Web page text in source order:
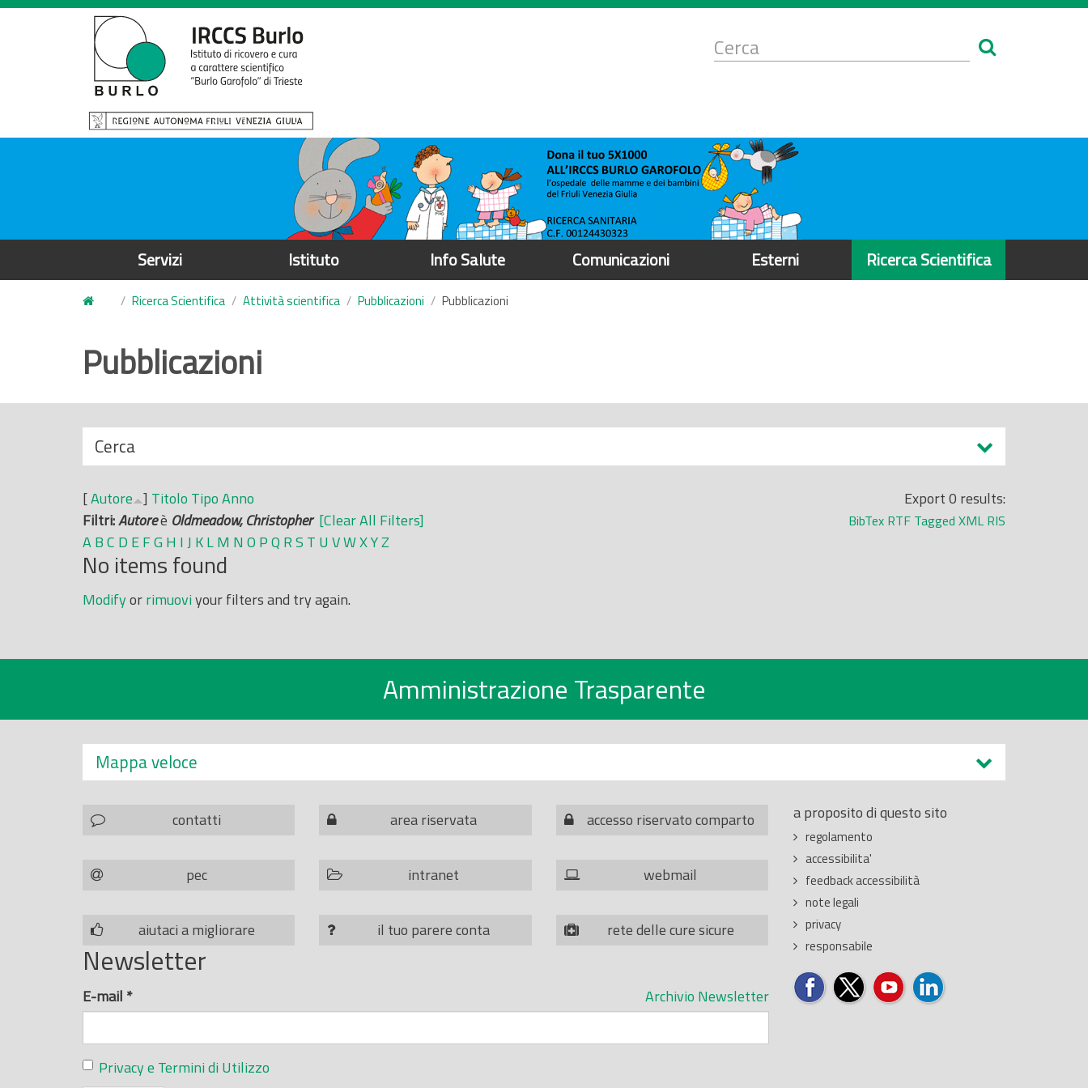
S
l
i
Form
di
Servizi Istituto Info Salute Comunicazioni Esterni Ricerca Scientifica
Ricerca Scientifica Attività scientifica Pubblicazioni Pubblicazioni
Pubblicazioni
N
a
s
c
o
n
d
i
Cerca
Export 0 results:
BibTex RTF Tagged XML RIS
[Autore ] Titolo TipoAnno
Filtri:Autoreè Oldmeadow, Christopher [Clear All Filters]
ABC D EFG H IJ KLM N O PQ RS T U VWXYZ
No items found
Modifyorrimuoviyour filters and try again.
Amministrazione Trasparente
Mappa veloce
contatti area riservata accesso riservato comparto
pec intranet webmail
aiutaci a migliorare il tuo parere conta rete delle cure sicure
a proposito di questo sito
regolamento
accessibilita'
feedback accessibilità
note legali
privacy
responsabile
Newsletter
Archivio Newsletter
E-mail *
Privacy e Termini di Utilizzo